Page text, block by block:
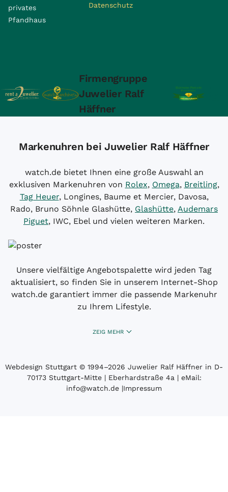
privates
Pfandhaus
Datenschutz
Firmengruppe
Juwelier Ralf
Häffner
Markenuhren bei Juwelier Ralf Häffner
watch.de bietet Ihnen eine große Auswahl an
exklusiven Markenuhren von Rolex, Omega, Breitling,
Tag Heuer, Longines, Baume et Mercier, Davosa,
Rado, Bruno Söhnle Glashütte, Glashütte, Audemars
Piguet, IWC, Ebel und vielen weiteren Marken.
Unsere vielfältige Angebotspalette wird jeden Tag
aktualisiert, so finden Sie in unserem Internet-Shop
watch.de garantiert immer die passende Markenuhr
zu Ihrem Lifestyle.
ZEIG MEHR
Webdesign Stuttgart © 1994­–2026 Juwelier Ralf Häffner in D-
70173 Stuttgart-Mitte | Eberhardstraße 4a | eMail:
info@watch.de |Impressum